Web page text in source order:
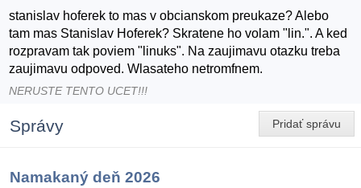
stanislav hoferek to mas v obcianskom preukaze? Alebo
tam mas Stanislav Hoferek? Skratene ho volam "lin.". A ked
rozpravam tak poviem "linuks". Na zaujimavu otazku treba
zaujimavu odpoved. Wlasateho netromfnem.
NERUSTE TENTO UCET!!!
Pridať správu
Správy
Namakaný deň 2026